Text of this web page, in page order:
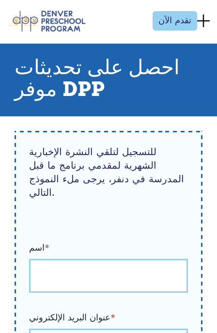
تقدم الآن
احصل على تحديثات
موفر DPP
للتسجيل لتلقي النشرة الإخبارية
الشهرية لمقدمي برنامج ما قبل
المدرسة في دنفر، يرجى ملء النموذج
التالي.
اسم*
عنوان البريد الإلكتروني*